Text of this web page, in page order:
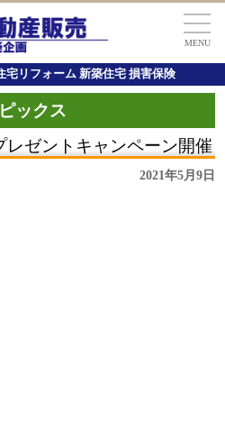
MENU
宅リフォーム 新築住宅 損害保険
ピックス
レゼントキャンペーン開催
2021年5月9日